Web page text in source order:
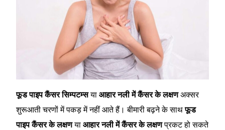
फूड पाइप कैंसर सिम्पटम्सया आहार नली में कैंसर के लक्षणअक्सर
शुरूआती चरणों में पकड़ में नहीं आते हैं। बीमारी बढ़ने के साथफूड
पाइप कैंसर के लक्षणया आहार नली में कैंसर के लक्षणप्रकट हो सकते